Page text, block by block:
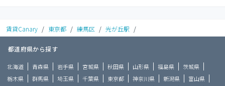
賃貸Canary / 東京都 / 練馬区 / 光が丘駅 /
都道府県から探す
北海道 青森県 岩手県 宮城県 秋田県 山形県 福島県
茨城県
栃木県
群馬県 埼玉県 千葉県 東京都 神奈川県 新潟県
富山県